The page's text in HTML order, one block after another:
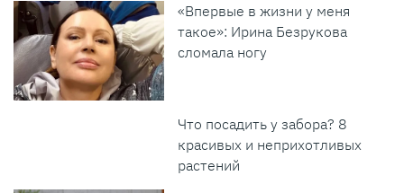
«Впервые в жизни у меня
такое»: Ирина Безрукова
сломала ногу
Что посадить у забора? 8
красивых и неприхотливых
растений